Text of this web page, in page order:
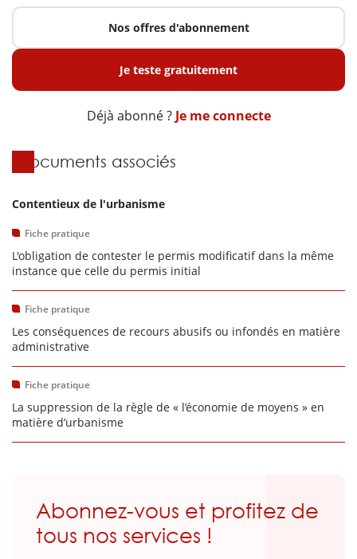
Nos offres d'abonnement
Je teste gratuitement
Déjà abonné ? Je me connecte
Documents associés
Contentieux de l'urbanisme
Fiche pratique
L'obligation de contester le permis modificatif dans la même
instance que celle du permis initial
Fiche pratique
Les conséquences de recours abusifs ou infondés en matière
administrative
Fiche pratique
La suppression de la règle de « l’économie de moyens » en
matière d’urbanisme
Abonnez-vous et profitez de
tous nos services !